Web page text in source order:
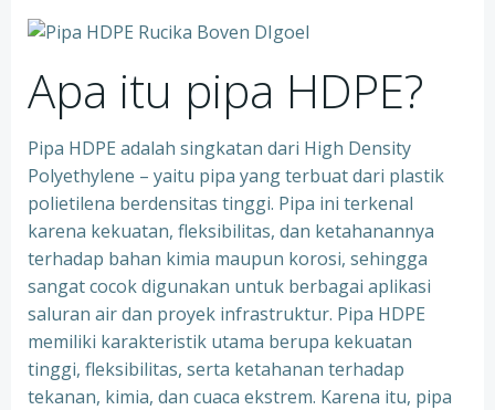
Apa itu pipa HDPE?
Pipa HDPE adalah singkatan dari High Density
Polyethylene – yaitu pipa yang terbuat dari plastik
polietilena berdensitas tinggi. Pipa ini terkenal
karena kekuatan, fleksibilitas, dan ketahanannya
terhadap bahan kimia maupun korosi, sehingga
sangat cocok digunakan untuk berbagai aplikasi
saluran air dan proyek infrastruktur. Pipa HDPE
memiliki karakteristik utama berupa kekuatan
tinggi, fleksibilitas, serta ketahanan terhadap
tekanan, kimia, dan cuaca ekstrem. Karena itu, pipa